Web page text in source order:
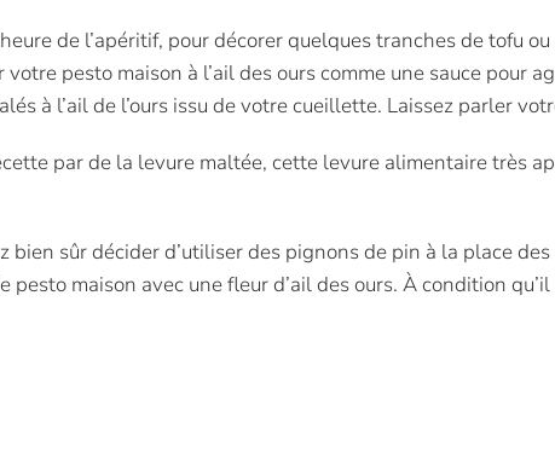
de l’apéritif, pour décorer quelques tranches de tofu
pesto maison à l’ail des ours comme une sauce pour
à l’ail de l’ours issu de votre cueillette. Laissez parler
par de la levure maltée, cette levure alimentaire très
sûr décider d’utiliser des pignons de pin à la place
maison avec une fleur d’ail des ours. À condition